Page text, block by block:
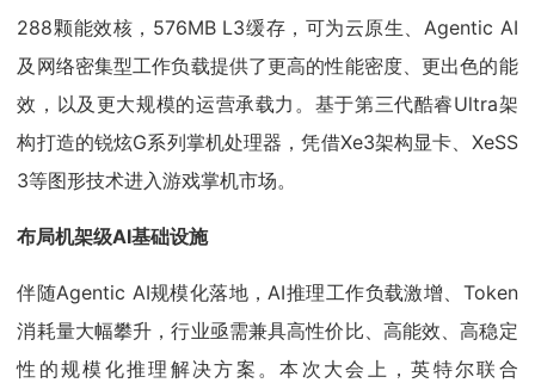
288颗能效核，576MB L3缓存，可为云原生、Agentic AI
及网络密集型工作负载提供了更高的性能密度、更出色的能
效，以及更大规模的运营承载力。基于第三代酷睿Ultra架
构打造的锐炫G系列掌机处理器，凭借Xe3架构显卡、XeSS
3等图形技术进入游戏掌机市场。
布局机架级AI基础设施
伴随Agentic AI规模化落地，AI推理工作负载激增、Token
消耗量大幅攀升，行业亟需兼具高性价比、高能效、高稳定
性的规模化推理解决方案。本次大会上，英特尔联合